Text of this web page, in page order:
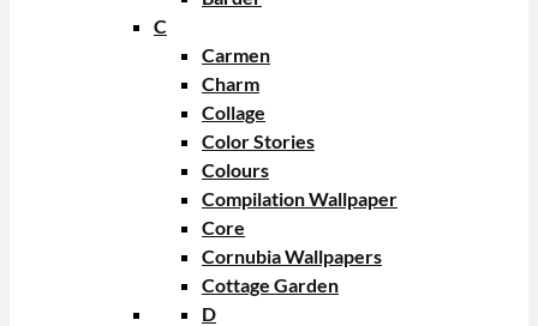
C
Carmen
Charm
Collage
Color Stories
Colours
Compilation Wallpaper
Core
Cornubia Wallpapers
Cottage Garden
D